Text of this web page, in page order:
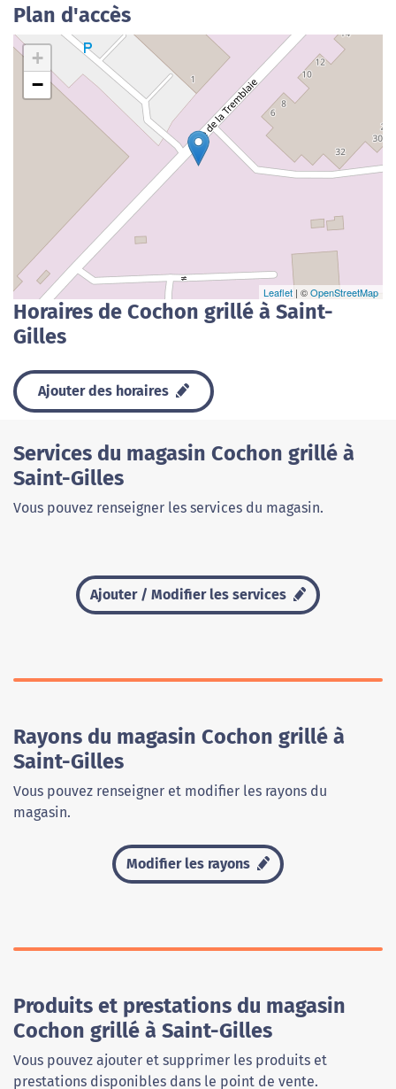
Plan d'accès
+
−
Leaflet | ©OpenStreetMap
Horaires de Cochon grillé à Saint-
Gilles
Ajouter des horaires
Services du magasin Cochon grillé à
Saint-Gilles
Vous pouvez renseigner les services du magasin.
Ajouter / Modifier les services
Rayons du magasin Cochon grillé à
Saint-Gilles
Vous pouvez renseigner et modifier les rayons du
magasin.
Modifier les rayons
Produits et prestations du magasin
Cochon grillé à Saint-Gilles
Vous pouvez ajouter et supprimer les produits et
prestations disponibles dans le point de vente.